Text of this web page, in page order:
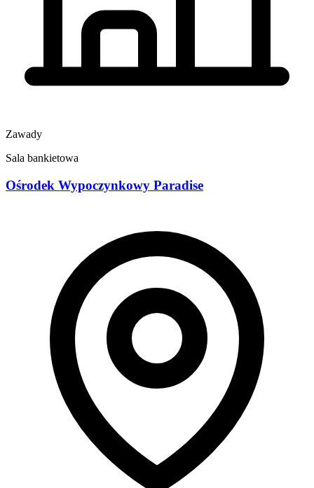
Zawady
Sala bankietowa
Ośrodek Wypoczynkowy Paradise